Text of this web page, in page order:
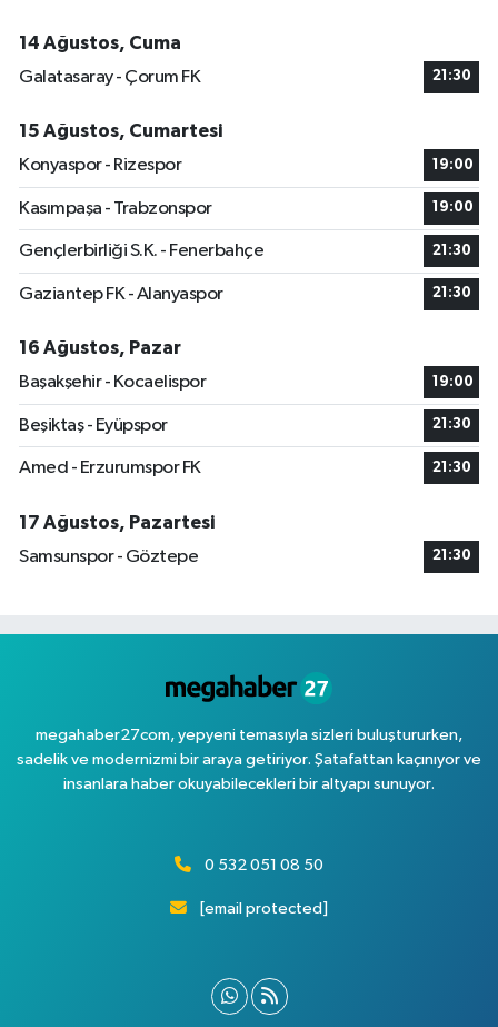
14 Ağustos, Cuma
Galatasaray - Çorum FK
21:30
15 Ağustos, Cumartesi
Konyaspor - Rizespor
19:00
Kasımpaşa - Trabzonspor 19:00
Gençlerbirliği S.K. - Fenerbahçe 21:30
Gaziantep FK - Alanyaspor 21:30
16 Ağustos, Pazar
Başakşehir - Kocaelispor
19:00
Beşiktaş - Eyüpspor 21:30
Amed - Erzurumspor FK 21:30
17 Ağustos, Pazartesi
Samsunspor - Göztepe
21:30
megahaber27com, yepyeni temasıyla sizleri buluştururken,
sadelik ve modernizmi bir araya getiriyor. Şatafattan kaçınıyor ve
insanlara haber okuyabilecekleri bir altyapı sunuyor.
0 532 051 08 50
[email protected]